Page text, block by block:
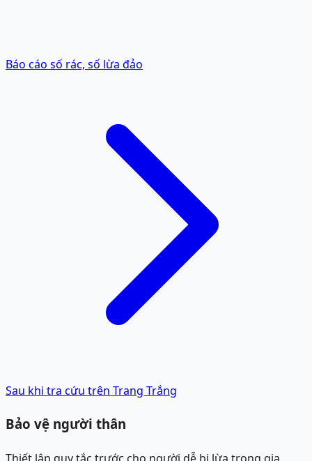
Báo cáo số rác, số lừa đảo
Sau khi tra cứu trên Trang Trắng
Bảo vệ người thân